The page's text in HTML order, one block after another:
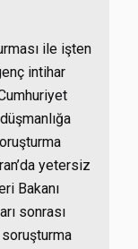
ile işten
intihar
yetersiz
Bakanı
sonrası
soruşturma